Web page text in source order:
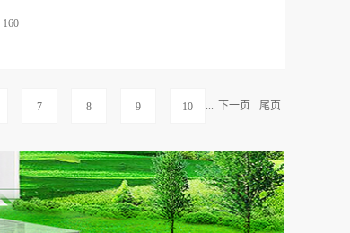
。在高压、高温环境下，让甲醛分子与
后，要先清洗一遍。也可先用淡盐水浸
样处理过的新衣服穿在身上就比较...
儿受到危害。1、甲醛会危害人的眼部及
困难，呼吸粗重，喉咙沙哑、讲话或干
毒物质，能与蛋白质结合、高浓度吸入
常打喷嚏、咳嗽、免疫力低下，新装修
160
7 8 9 10 ... 下一页 尾页